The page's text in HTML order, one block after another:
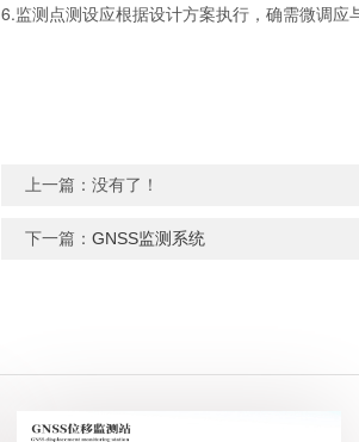
6.监测点测设应根据设计方案执行，确需微调应
上一篇：没有了！
下一篇： GNSS监测系统